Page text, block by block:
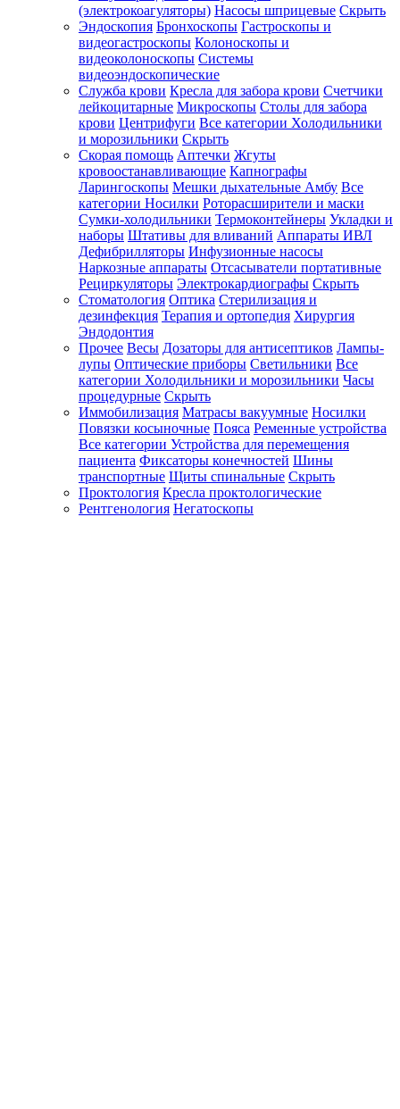
(электрокоагуляторы) Насосы шприцевые Скрыть
Эндоскопия Бронхоскопы Гастроскопы и
видеогастроскопы Колоноскопы и
видеоколоноскопы Системы
видеоэндоскопические
Служба крови Кресла для забора крови Счетчики
лейкоцитарные Микроскопы Столы для забора
крови Центрифуги Все категории Холодильники
и морозильники Скрыть
Скорая помощь Аптечки Жгуты
кровоостанавливающие Капнографы
Ларингоскопы Мешки дыхательные Амбу Все
категории Носилки Роторасширители и маски
Сумки-холодильники Термоконтейнеры Укладки и
наборы Штативы для вливаний Аппараты ИВЛ
Дефибрилляторы Инфузионные насосы
Наркозные аппараты Отсасыватели портативные
Рециркуляторы Электрокардиографы Скрыть
Стоматология Оптика Стерилизация и
дезинфекция Терапия и ортопедия Хирургия
Эндодонтия
Прочее Весы Дозаторы для антисептиков Лампы-
лупы Оптические приборы Светильники Все
категории Холодильники и морозильники Часы
процедурные Скрыть
Иммобилизация Матрасы вакуумные Носилки
Повязки косыночные Пояса Ременные устройства
Все категории Устройства для перемещения
пациента Фиксаторы конечностей Шины
транспортные Щиты спинальные Скрыть
Проктология Кресла проктологические
Рентгенология Негатоскопы